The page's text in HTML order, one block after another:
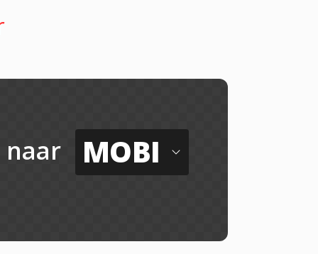
naar MOBI